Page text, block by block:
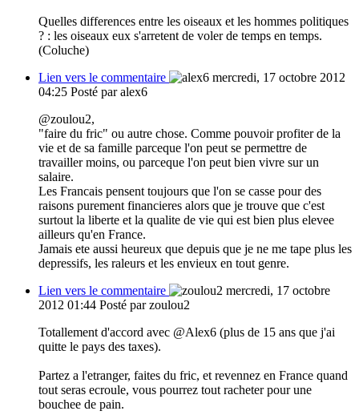
Quelles differences entre les oiseaux et les hommes politiques
? : les oiseaux eux s'arretent de voler de temps en temps.
(Coluche)
Lien vers le commentaire
mercredi, 17 octobre 2012
04:25 Posté par alex6
@zoulou2,
"faire du fric" ou autre chose. Comme pouvoir profiter de la
vie et de sa famille parceque l'on peut se permettre de
travailler moins, ou parceque l'on peut bien vivre sur un
salaire.
Les Francais pensent toujours que l'on se casse pour des
raisons purement financieres alors que je trouve que c'est
surtout la liberte et la qualite de vie qui est bien plus elevee
ailleurs qu'en France.
Jamais ete aussi heureux que depuis que je ne me tape plus les
depressifs, les raleurs et les envieux en tout genre.
Lien vers le commentaire
mercredi, 17 octobre
2012 01:44 Posté par zoulou2
Totallement d'accord avec @Alex6 (plus de 15 ans que j'ai
quitte le pays des taxes).
Partez a l'etranger, faites du fric, et revennez en France quand
tout seras ecroule, vous pourrez tout racheter pour une
bouchee de pain.